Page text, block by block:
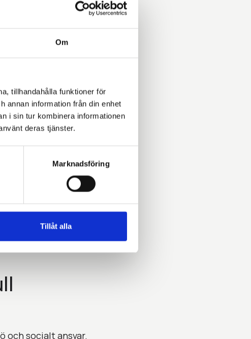
Om
tillhandahålla funktioner för
annan information från din enhet
i sin tur kombinera informationen
deras tjänster.
Marknadsföring
Tillåt alla
på ansvarsfulla
till
och sitt
att säkerställa att
krav.
tid där kraven på
genom nya och
system allt
en plattform som
kontinuerlig
och socialt ansvar.